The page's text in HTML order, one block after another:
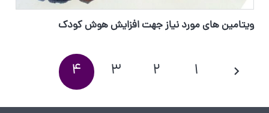
ویتامین های مورد نیاز جهت افزایش هوش کودک
1
2
3
4